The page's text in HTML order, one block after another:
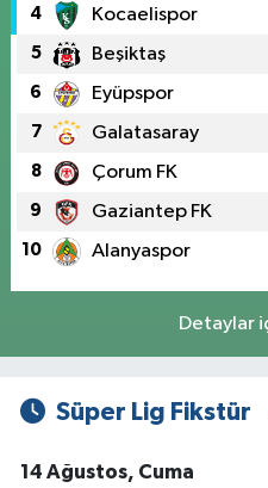
4 Kocaelispor
5 Beşiktaş
6 Eyüpspor
7 Galatasaray
8 Çorum FK
9 Gaziantep FK
10 Alanyaspor
Detaylar
Süper Lig Fikstür
14 Ağustos, Cuma